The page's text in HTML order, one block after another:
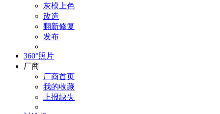
灰模上色
改造
翻新修复
发布
360°照片
厂商
厂商首页
我的收藏
上报缺失